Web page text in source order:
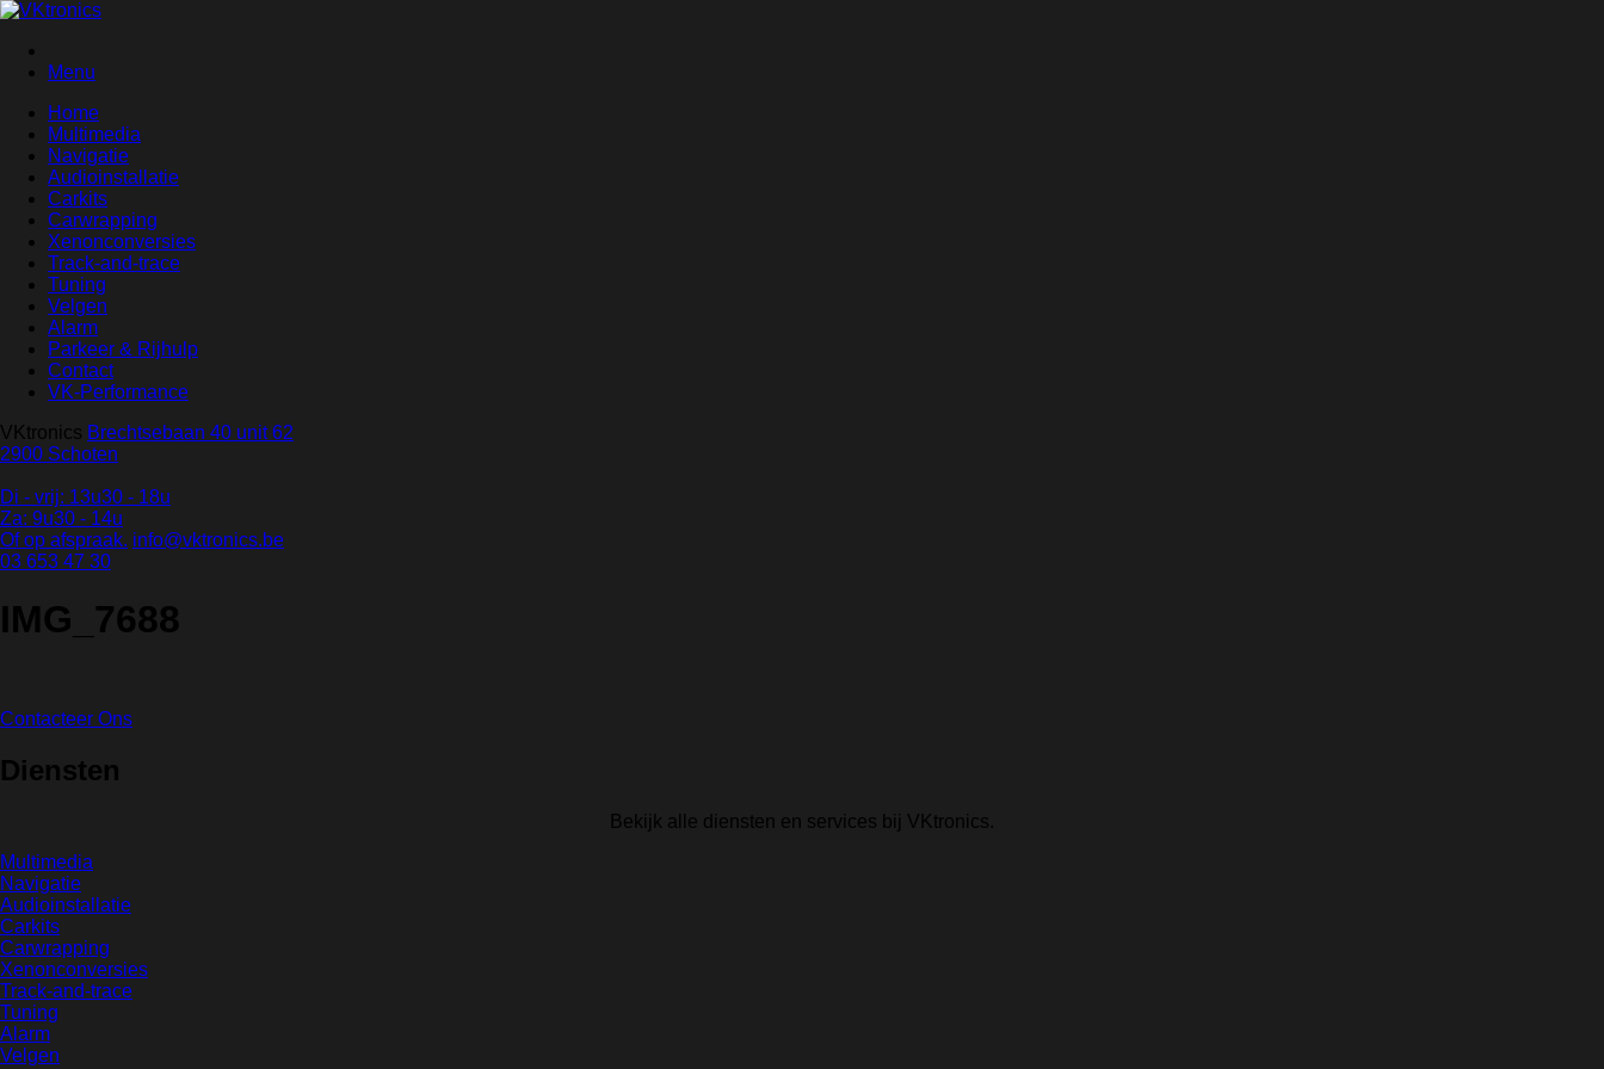
Menu
Home
Multimedia
Navigatie
Audioinstallatie
Carkits
Carwrapping
Xenonconversies
Track-and-trace
Tuning
Velgen
Alarm
Parkeer & Rijhulp
Contact
VK-Performance
VKtronics Brechtsebaan 40 unit 62
2900 Schoten
Di - vrij: 13u30 - 18u
Za: 9u30 - 14u
Of op afspraak. info@vktronics.be
03 653 47 30
IMG_7688
Contacteer Ons
Diensten
Bekijk alle diensten en services bij VKtronics.
Multimedia
Navigatie
Audioinstallatie
Carkits
Carwrapping
Xenonconversies
Track-and-trace
Tuning
Alarm
Velgen